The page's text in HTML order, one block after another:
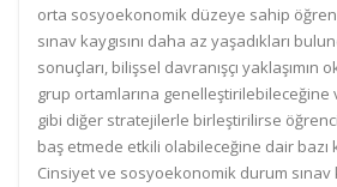
orta sosyoekonomik düzeye sahip
sınav kaygısını daha az yaşadıkları
sonuçları, bilişsel davranışçı
grup ortamlarına genelleştirilebileceğine
gibi diğer stratejilerle birleştirilirse
baş etmede etkili olabileceğine dair bazı
Cinsiyet ve sosyoekonomik durum sınav